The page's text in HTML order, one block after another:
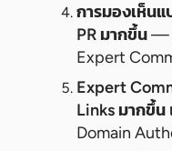
การมองเห็น
PR มากขึ้น—
Expert
Expert
Links มากขึ้น
Domain